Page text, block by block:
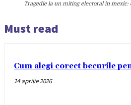
Tragedie la un miting electoral in
Must read
Cum alegi corect becurile
14 aprilie 2026